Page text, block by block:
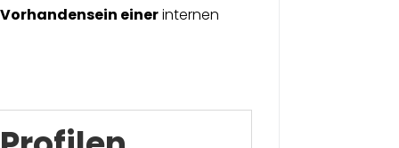
Vorhandensein einerinternen